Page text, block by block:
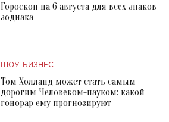
Гороскоп на 6 августа для всех знаков
зодиака
ШОУ-БИЗНЕС
Том Холланд может стать самым
дорогим Человеком-пауком: какой
гонорар ему прогнозируют